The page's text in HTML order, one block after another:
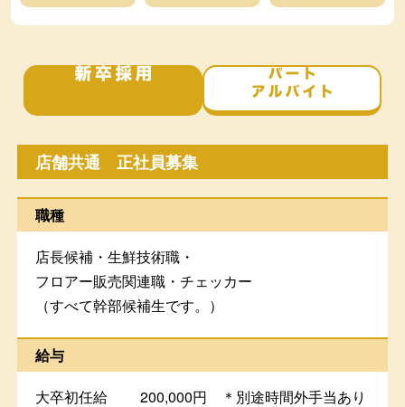
新卒採用 パ
店舗共通 正社員募集
職種
店長候補・生鮮技術職・
フロアー販売関連職・チェッカー
（すべて幹部候補生です。）
給与
大卒初任給 200,000円 ＊別途時間外手当あり